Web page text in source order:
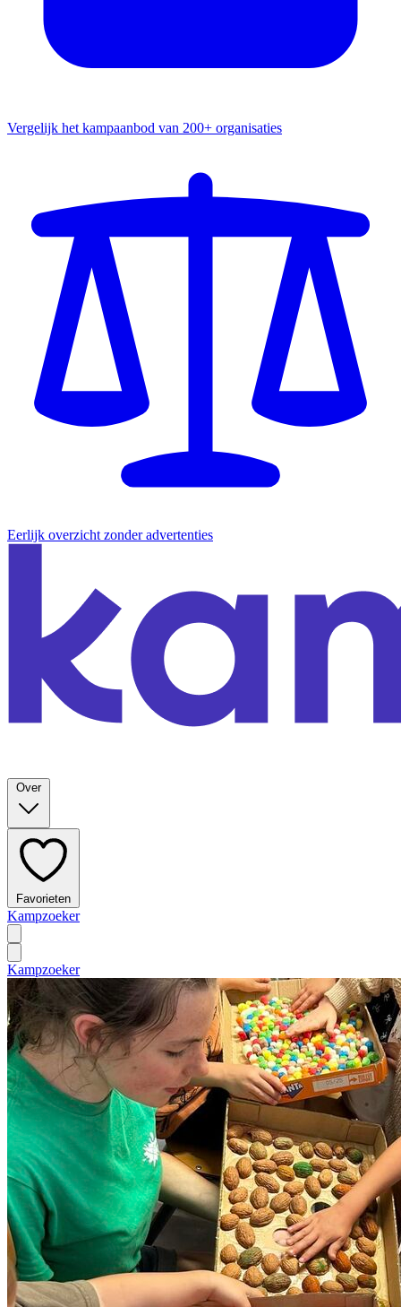
Vergelijk het kampaanbod van 200+ organisaties
Eerlijk overzicht zonder advertenties
Over
Favorieten
Kampzoeker
Kampzoeker